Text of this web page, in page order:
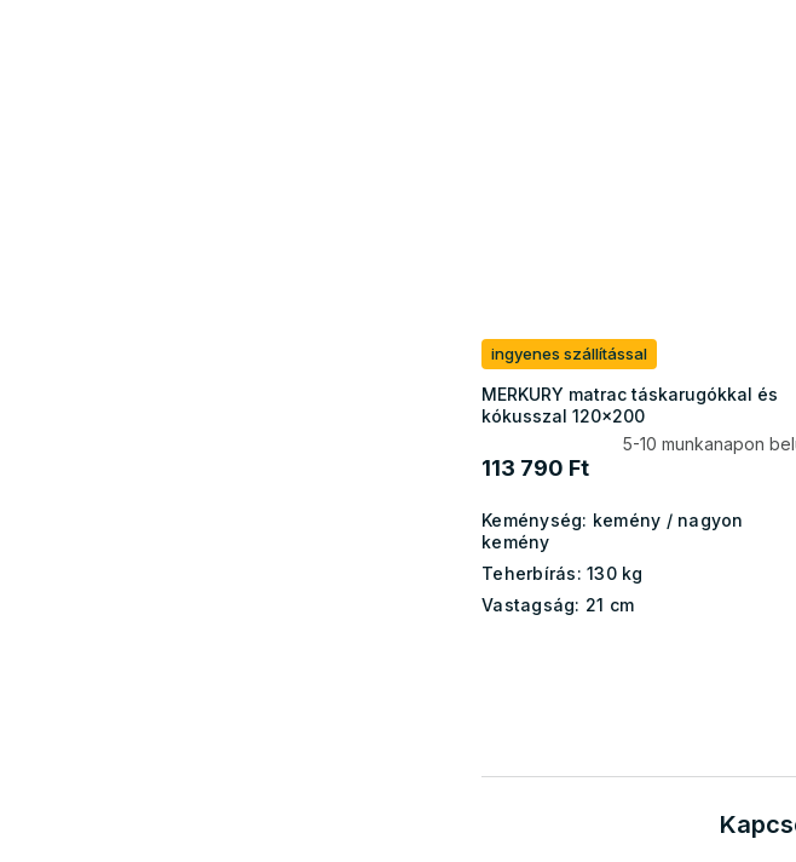
ingyenes szállítással
MERKURY matrac táskarugókkal és
kókusszal 120x200
5-10 munkanapon
113 790 Ft
Keménység: kemény / nagyon
kemény
Teherbírás: 130 kg
Vastagság: 21 cm